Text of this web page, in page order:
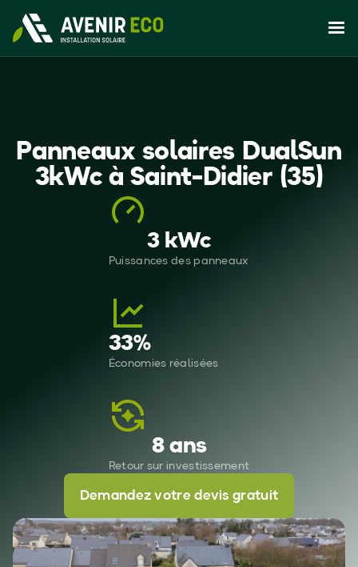
Panneaux solaires DualSun
3kWc à Saint-Didier (35)
3 kWc
Puissances des panneaux
33%
Économies réalisées
8 ans
Retour sur investissement
Demandez votre devis gratuit